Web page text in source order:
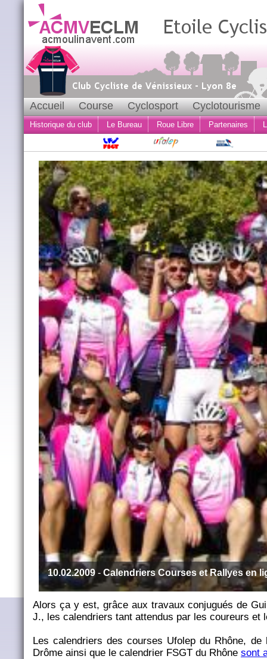
Accueil Course Cyclosport Cyclotourisme
Historique du club Le Bureau Roue Libre Partenaires
10.02.2009 - Calendriers Courses et Rallyes en
Alors ça y est, grâce aux travaux conjugués de
J., les calendriers tant attendus par les coureurs et
Les calendriers des courses Ufolep du Rhône,
Drôme ainsi que le calendrier FSGT du Rhône sont